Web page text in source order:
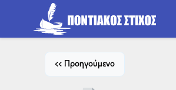
<< Προηγούμενο